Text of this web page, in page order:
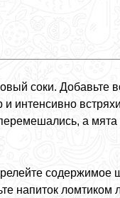
соки. Добавьте
интенсивно
а мята
содержимое
напиток ломтиком